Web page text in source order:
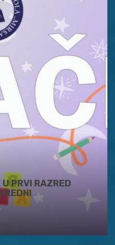
PO TREĆI PUT